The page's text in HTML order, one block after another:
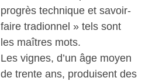
progrès technique et savoir-
faire tradionnel » tels sont
les maîtres mots.
Les vignes, d’un âge moyen
de trente ans, produisent des